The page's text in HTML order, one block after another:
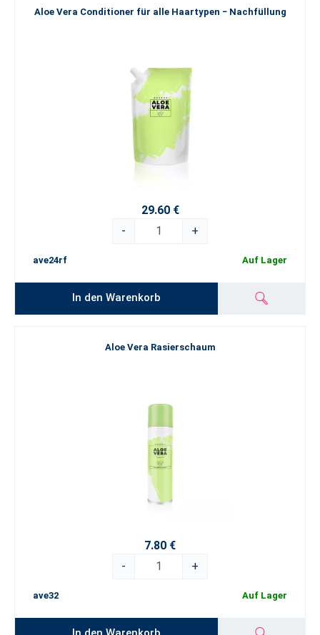
Aloe Vera Conditioner für alle Haartypen − Nachfüllung
29.60 €
-
+
ave24rf Auf Lager
In den Warenkorb
Aloe Vera Rasierschaum
7.80 €
-
+
ave32 Auf Lager